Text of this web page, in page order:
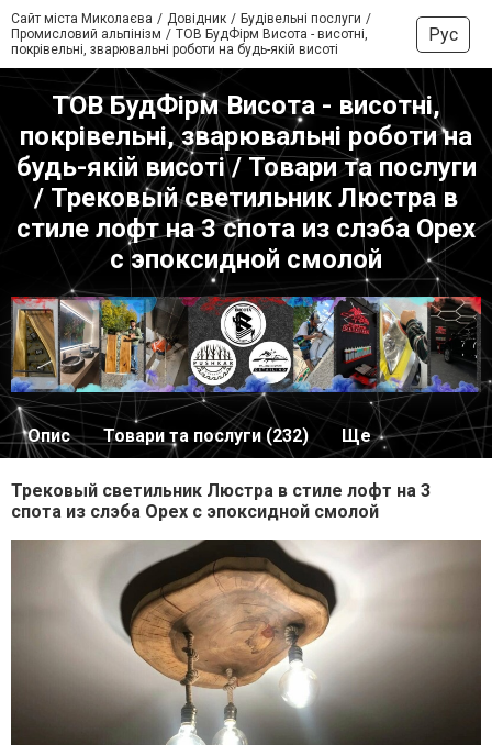
Сайт міста Миколаєва Довідник
Будівельні послуги
Промисловий альпінізм
ТОВ БудФірм Висота - висотні,
покрівельні, зварювальні роботи на будь-якій висоті
Рус
ТОВ БудФірм Висота - висотні,
покрівельні, зварювальні роботи на
будь-якій висоті / Товари та послуги
/ Трековый светильник Люстра в
стиле лофт на 3 спота из слэба Орех
с эпоксидной смолой
Опис Товари та послуги (232) Ще
Трековый светильник Люстра в стиле лофт на 3
спота из слэба Орех с эпоксидной смолой